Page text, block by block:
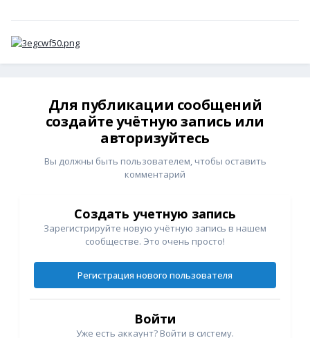
Для публикации сообщений
создайте учётную запись или
авторизуйтесь
Вы должны быть пользователем, чтобы оставить
комментарий
Создать учетную запись
Зарегистрируйте новую учётную запись в нашем
сообществе. Это очень просто!
Регистрация нового пользователя
Войти
Уже есть аккаунт? Войти в систему.